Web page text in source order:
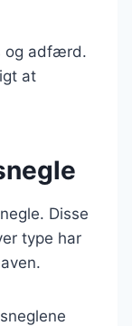
og adfærd.
at
Disse
type har